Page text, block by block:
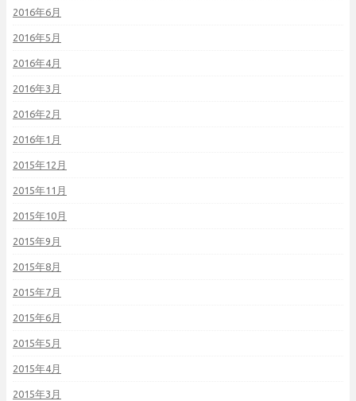
2016年6月
2016年5月
2016年4月
2016年3月
2016年2月
2016年1月
2015年12月
2015年11月
2015年10月
2015年9月
2015年8月
2015年7月
2015年6月
2015年5月
2015年4月
2015年3月